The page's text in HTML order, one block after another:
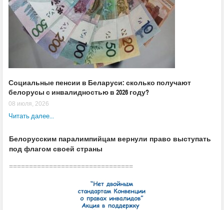
Социальные пенсии в Беларуси: сколько получают
белорусы с инвалидностью в 2026 году?
08 июля, 2026
Читать далее...
Белорусским паралимпийцам вернули право выступать
под флагом своей страны
===============================